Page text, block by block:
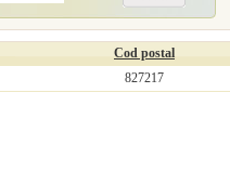
Cod postal
827217